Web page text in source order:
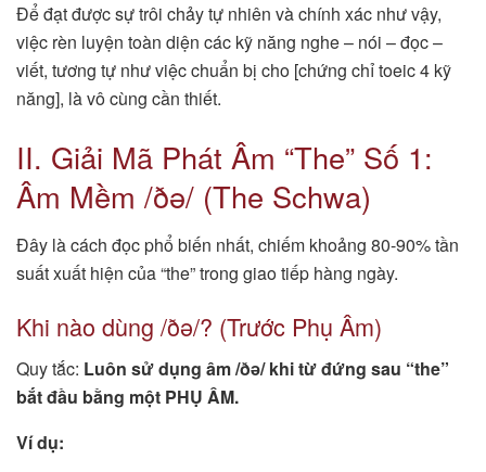
Để đạt được sự trôi chảy tự nhiên và chính xác như vậy,
việc rèn luyện toàn diện các kỹ năng nghe – nói – đọc –
viết, tương tự như việc chuẩn bị cho [chứng chỉ toeic 4 kỹ
năng], là vô cùng cần thiết.
II. Giải Mã Phát Âm “The” Số 1:
Âm Mềm /ðə/ (The Schwa)
Đây là cách đọc phổ biến nhất, chiếm khoảng 80-90% tần
suất xuất hiện của “the” trong giao tiếp hàng ngày.
Khi nào dùng /ðə/? (Trước Phụ Âm)
Quy tắc: Luôn sử dụng âm /ðə/ khi từ đứng sau “the”
bắt đầu bằng một PHỤ ÂM.
Ví dụ: